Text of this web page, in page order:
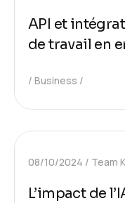
API et
de travail en
Business
08/10/2024 Team
L’impact de